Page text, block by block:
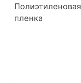
Полиэтиленовая
пленка